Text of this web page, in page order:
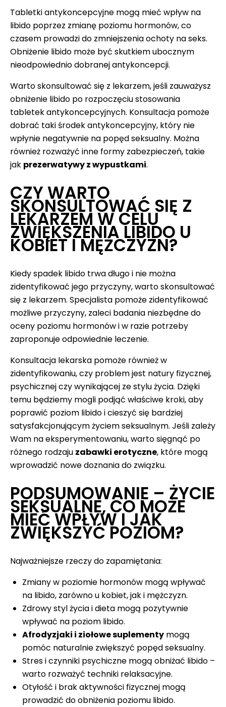
Tabletki antykoncepcyjne mogą mieć wpływ na
libido poprzez zmianę poziomu hormonów, co
czasem prowadzi do zmniejszenia ochoty na seks.
Obniżenie libido może być skutkiem ubocznym
nieodpowiednio dobranej antykoncepcji.
Warto skonsultować się z lekarzem, jeśli zauważysz
obniżenie libido po rozpoczęciu stosowania
tabletek antykoncepcyjnych. Konsultacja pomoże
dobrać taki środek antykoncepcyjny, który nie
wpłynie negatywnie na popęd seksualny. Można
również rozważyć inne formy zabezpieczeń, takie
jak prezerwatywy z wypustkami.
CZY WARTO
SKONSULTOWAĆ SIĘ Z
LEKARZEM W CELU
ZWIĘKSZENIA LIBIDO U
KOBIET I MĘŻCZYZN?
Kiedy spadek libido trwa długo i nie można
zidentyfikować jego przyczyny, warto skonsultować
się z lekarzem. Specjalista pomoże zidentyfikować
możliwe przyczyny, zaleci badania niezbędne do
oceny poziomu hormonów i w razie potrzeby
zaproponuje odpowiednie leczenie.
Konsultacja lekarska pomoże również w
zidentyfikowaniu, czy problem jest natury fizycznej,
psychicznej czy wynikającej ze stylu życia. Dzięki
temu będziemy mogli podjąć właściwe kroki, aby
poprawić poziom libido i cieszyć się bardziej
satysfakcjonującym życiem seksualnym. Jeśli zależy
Wam na eksperymentowaniu, warto sięgnąć po
różnego rodzaju zabawki erotyczne, które mogą
wprowadzić nowe doznania do związku.
PODSUMOWANIE – ŻYCIE
SEKSUALNE, CO MOŻE
MIEĆ WPŁYW I JAK
ZWIĘKSZYĆ POZIOM?
Najważniejsze rzeczy do zapamiętania:
Zmiany w poziomie hormonów mogą wpływać
na libido, zarówno u kobiet, jak i mężczyzn.
Zdrowy styl życia i dieta mogą pozytywnie
wpływać na poziom libido.
Afrodyzjaki i ziołowe suplementy mogą
pomóc naturalnie zwiększyć popęd seksualny.
Stres i czynniki psychiczne mogą obniżać libido –
warto rozważyć techniki relaksacyjne.
Otyłość i brak aktywności fizycznej mogą
prowadzić do obniżenia poziomu libido.